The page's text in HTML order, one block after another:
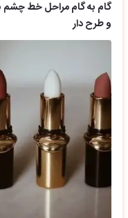
گام به گام مراحل خط
و طرح دار